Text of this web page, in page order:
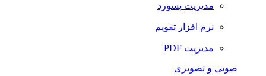
مدیریت پسورد
نرم افزار تقویم
مدیریت PDF
صوتی و تصویری